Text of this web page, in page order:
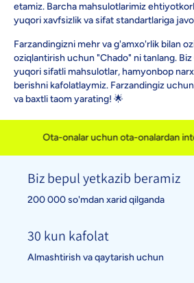
etamiz. Barcha mahsulotlarimiz
yuqori xavfsizlik va sifat standartlariga
Farzandingizni mehr va g'amxo'rlik bilan
oziqlantirish uchun "Chado" ni tanlang.
yuqori sifatli mahsulotlar, hamyonbop
berishni kafolatlaymiz. Farzandingiz
va baxtli taom yarating! 🌟
Ota-onalar uchun ota-onalardan
Biz bepul yetkazib beramiz
200 000 so'mdan xarid qilganda
30 kun kafolat
Almashtirish va qaytarish uchun